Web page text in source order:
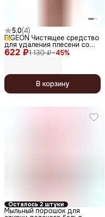
5.0(4)
622 ₽1 130 ₽−45%
PIGEON Чистящее средство
для удаления плесени со
швов в ванной комнате /
Bisol For Silicon Mold, 150 мл
В корзину
Осталось 2 штуки
Мыльный порошок для